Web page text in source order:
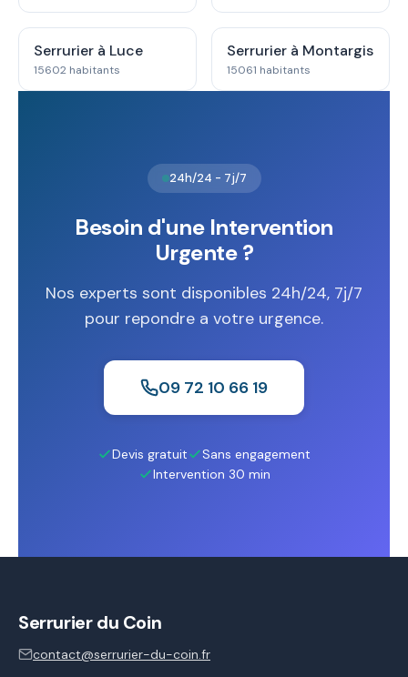
Serrurier à Luce
15602 habitants
Serrurier à Montargis
15061 habitants
24h/24 - 7j/7
Besoin d'une Intervention
Urgente ?
Nos experts sont disponibles 24h/24, 7j/7
pour repondre a votre urgence.
09 72 10 66 19
Devis gratuit
Sans engagement
Intervention 30 min
Serrurier du Coin
contact@serrurier-du-coin.fr